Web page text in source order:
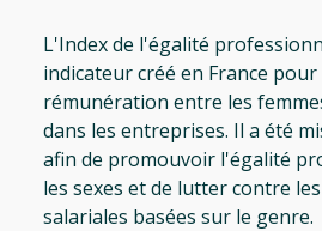
L'Index de l'égalité
indicateur créé en France
rémunération entre les
dans les entreprises. Il a été
afin de promouvoir l'égalité
les sexes et de lutter contre
salariales basées sur le genre.